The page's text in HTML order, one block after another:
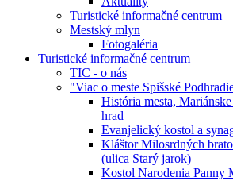
Turistické informačné centrum
Mestský mlyn
Fotogaléria
Turistické informačné centrum
TIC - o nás
"Viac o meste Spišské
História mesta,
hrad
Evanjelický kostol a
Kláštor Milosrdných
(ulica Starý jarok)
Kostol Narodenia Panny